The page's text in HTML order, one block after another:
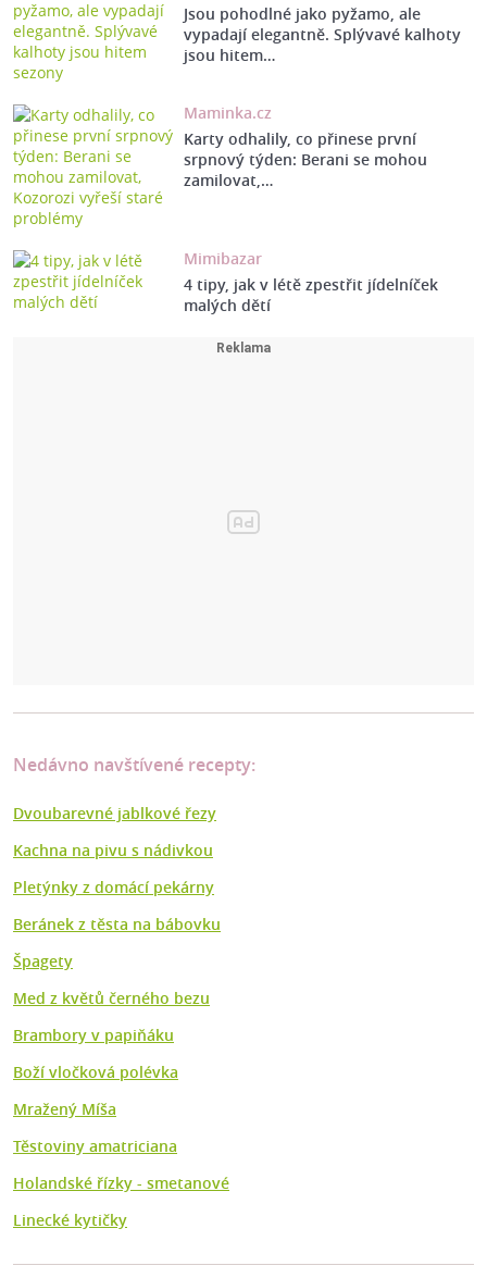
Jsou pohodlné jako pyžamo, ale
vypadají elegantně. Splývavé kalhoty
jsou hitem…
Maminka.cz
Karty odhalily, co přinese první
srpnový týden: Berani se mohou
zamilovat,…
Mimibazar
4 tipy, jak v létě zpestřit jídelníček
malých dětí
Nedávno navštívené recepty:
Dvoubarevné jablkové řezy
Kachna na pivu s nádivkou
Pletýnky z domácí pekárny
Beránek z těsta na bábovku
Špagety
Med z květů černého bezu
Brambory v papiňáku
Boží vločková polévka
Mražený Míša
Těstoviny amatriciana
Holandské řízky - smetanové
Linecké kytičky